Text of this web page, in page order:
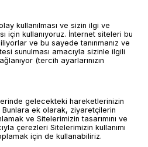
kullanılması ve sizin ilgi ve
için kullanıyoruz. İnternet siteleri bu
ve bu sayede tanınmanız ve
sunulması amacıyla sizinle ilgili
(tercih ayarlarınızın
gelecekteki hareketlerinizin
Bunlara ek olarak, ziyaretçilerin
ve Sitelerimizin tasarımını ve
çerezleri Sitelerimizin kullanımı
için de kullanabiliriz.